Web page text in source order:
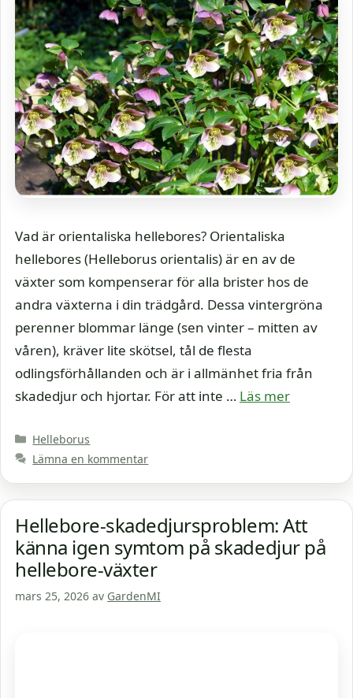
Vad är orientaliska hellebores? Orientaliska
hellebores (Helleborus orientalis) är en av de
växter som kompenserar för alla brister hos de
andra växterna i din trädgård. Dessa vintergröna
perenner blommar länge (sen vinter – mitten av
våren), kräver lite skötsel, tål de flesta
odlingsförhållanden och är i allmänhet fria från
skadedjur och hjortar. För att inte … Läs mer
Kategorier
Helleborus
Lämna en kommentar
Hellebore-skadedjursproblem: Att
känna igen symtom på skadedjur på
hellebore-växter
mars 25, 2026 av GardenMI